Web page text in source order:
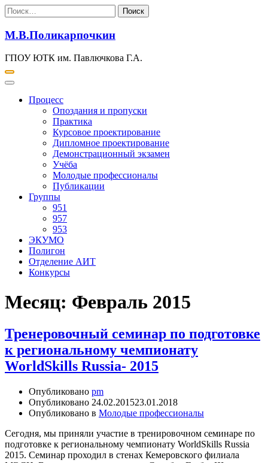
Перейти
к
содержимому
Найти:
М.В.Поликарпочкин
ГПОУ ЮТК им. Павлючкова Г.А.
Процесс
Опоздания и пропуски
Практика
Курсовое проектирование
Дипломное проектирование
Демонстрационный экзамен
Учёба
Молодые профессионалы
Публикации
Группы
951
957
953
ЭКУМО
Полигон
Отделение АИТ
Конкурсы
Месяц: Февраль 2015
Тренеровочный семинар по подготовке
к региональному чемпионату
WorldSkills Russia- 2015
Опубликовано pm
Опубликовано 24.02.201523.01.2018
Опубликовано в Молодые профессионалы
Сегодня, мы приняли участие в тренировочном семинаре по
подготовке к региональному чемпионату WorldSkills Russia
2015. Семинар проходил в стенах Кемеровского филиала